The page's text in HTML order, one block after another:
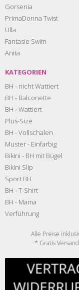
Gorsenia
PrimaDonna Twist
Ulla
Fantasie Swim
Anita
KATEGORIEN
BH - nicht Wattiert
BH - Balconette
BH - Wattiert
Plus-Size
BH - Vollschalen
Muster - Einfarbig
Bikini - BH mit Bügel
Bikini Slip
Sport BH
BH - T-Shirt
BH - Mama
Verführung
Alle Preise
* Gratis